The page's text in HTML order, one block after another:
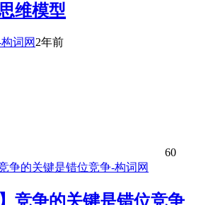
维模型
2年前
60
】竞争的关键是错位竞争